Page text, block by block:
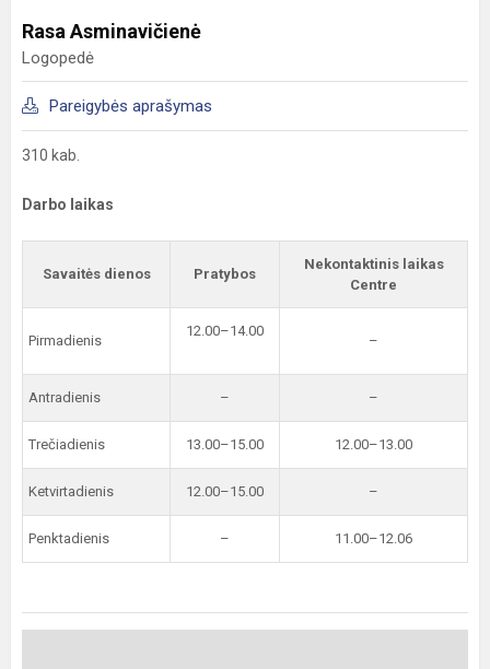
Rasa Asminavičienė
Logopedė
Pareigybės aprašymas
310 kab.
Darbo laikas
Savaitės dienos Pratybos
Nekontaktinis laikas
Centre
Pirmadienis
12.00–14.00
–
Antradienis – –
Trečiadienis 13.00–15.00 12.00–13.00
Ketvirtadienis 12.00–15.00 –
Penktadienis – 11.00–12.06